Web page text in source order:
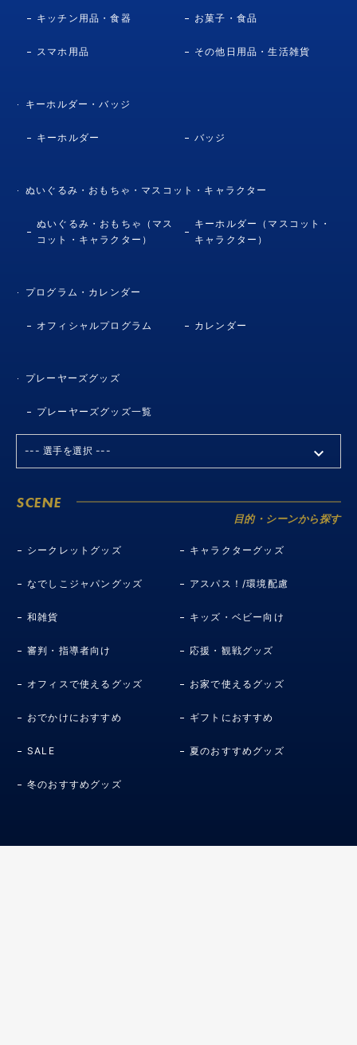
キッチン用品・食器 お菓子・食品
スマホ用品 その他日用品・生活雑貨
キーホルダー・バッジ
キーホルダー バッジ
ぬいぐるみ・おもちゃ・マスコット・キャラクター
ぬいぐるみ・おもちゃ（マス
コット・キャラクター）
キーホルダー（マスコット・
キャラクター）
プログラム・カレンダー
オフィシャルプログラム カレンダー
プレーヤーズグッズ
プレーヤーズグッズ一覧
SCENE
目的・シーンから探す
シークレットグッズ キャラクターグッズ
なでしこジャパングッズ アスパス！/環境配慮
和雑貨 キッズ・ベビー向け
審判・指導者向け 応援・観戦グッズ
オフィスで使えるグッズ お家で使えるグッズ
おでかけにおすすめ ギフトにおすすめ
SALE 夏のおすすめグッズ
冬のおすすめグッズ